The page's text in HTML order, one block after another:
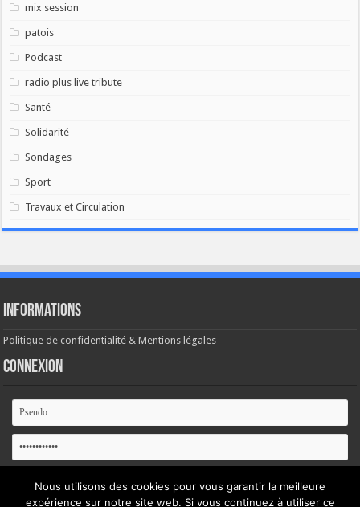
mix session
patois
Podcast
radio plus live tribute
Santé
Solidarité
Sondages
Sport
Travaux et Circulation
Informations
Politique de confidentialité & Mentions légales
Connexion
Se souvenir de moi
Nous utilisons des cookies pour vous garantir la meilleure
expérience sur notre site web. Si vous continuez à utiliser ce